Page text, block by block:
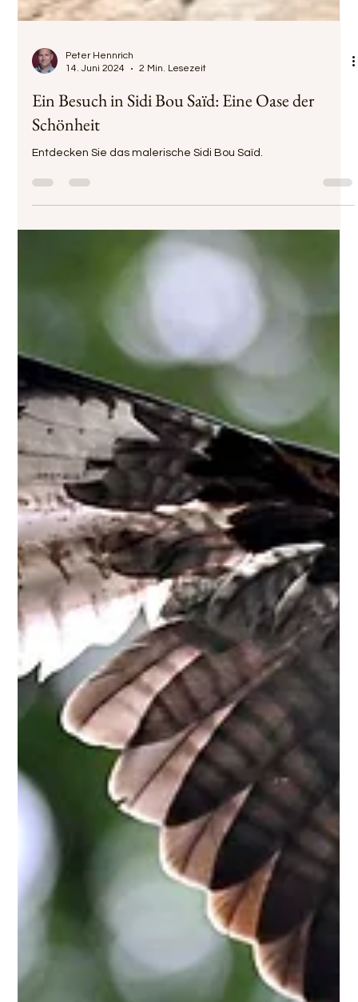
14. Juni 2024
2 Min. Lesezeit
Ein Besuch in Sidi Bou Saïd: Eine Oase der
Schönheit
Entdecken Sie das malerische Sidi Bou Saïd.